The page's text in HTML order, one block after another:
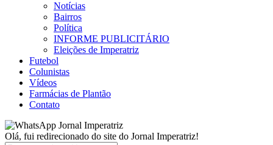
Notícias
Bairros
Política
INFORME PUBLICITÁRIO
Eleições de Imperatriz
Futebol
Colunistas
Vídeos
Farmácias de Plantão
Contato
Jornal Imperatriz
Olá, fui redirecionado do site do Jornal Imperatriz!